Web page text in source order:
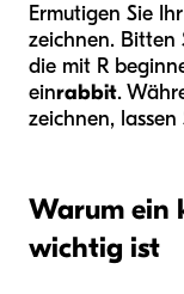
Ermutigen Sie
zeichnen. Bitten
die mit R
einrabbit.
zeichnen,
Warum ein
wichtig ist